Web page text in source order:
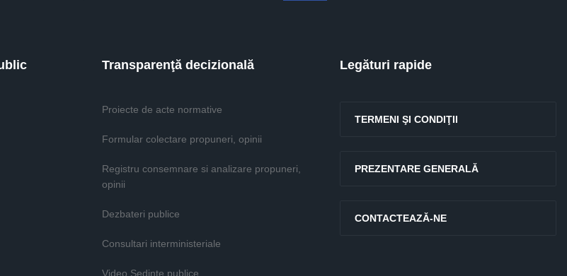
Transparenţă decizională
Proiecte de acte normative
Formular colectare propuneri, opinii
Registru consemnare si analizare propuneri,
opinii
Dezbateri publice
Consultari interministeriale
Video Şedinţe publice
Legături rapide
TERMENI ŞI CONDIŢII
PREZENTARE GENERALĂ
CONTACTEAZĂ-NE